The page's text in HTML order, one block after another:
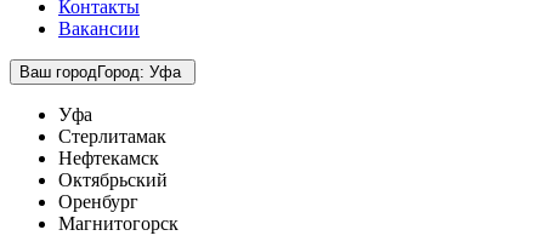
Контакты
Вакансии
Ваш городГород: Уфа
Уфа
Стерлитамак
Нефтекамск
Октябрьский
Оренбург
Магнитогорск